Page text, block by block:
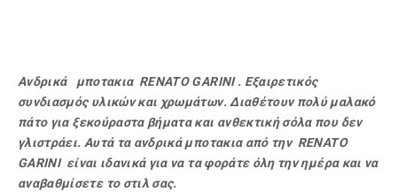
Ανδρικά μποτακια RENATO GARINI . Εξαιρετικός
συνδιασμός υλικών και χρωμάτων. Διαθέτουν πολύ μαλακό
πάτο για ξεκούραστα βήματα και ανθεκτική σόλα που δεν
γλιστράει. Αυτά τα ανδρικά μποτακια από την RENATO
GARINI είναι ιδανικά για να τα φοράτε όλη την ημέρα και να
αναβαθμίσετε το στιλ σας.